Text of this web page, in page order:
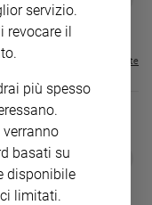
20%
Visualizza tutte le riviste
27
servizio.
revocare il
più spesso
basati su
disponibile
limitati.